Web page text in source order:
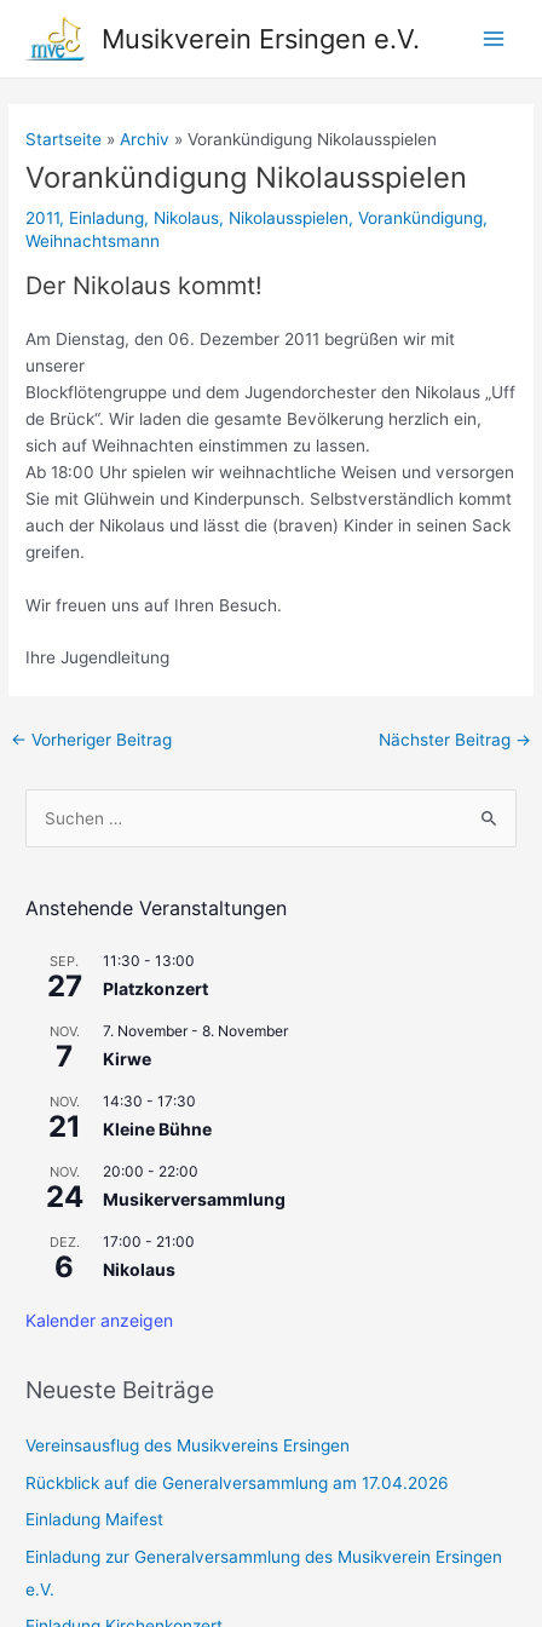
springen
Musikverein Ersingen e.V.
Startseite Archiv Vorankündigung Nikolausspielen
Vorankündigung Nikolausspielen
2011, Einladung, Nikolaus, Nikolausspielen,Vorankündigung,
Weihnachtsmann
Der Nikolaus kommt!
Am Dienstag, den 06. Dezember 2011 begrüßen wir mit
unserer
Blockflötengruppe und dem Jugendorchester den Nikolaus „Uff
de Brück“. Wir laden die gesamte Bevölkerung herzlich ein,
sich auf Weihnachten einstimmen zu lassen.
Ab 18:00 Uhr spielen wir weihnachtliche Weisen und versorgen
Sie mit Glühwein und Kinderpunsch. Selbstverständlich kommt
auch der Nikolaus und lässt die (braven) Kinder in seinen Sack
greifen.
Wir freuen uns auf Ihren Besuch.
Ihre Jugendleitung
Beitragsnavigation
← Vorheriger Beitrag Nächster Beitrag →
h
Anstehende Veranstaltungen
SEP.
27
11:30 -13:00
Platzkonzert
NOV.
7
7. November-8. November
Kirwe
NOV.
21
14:30 -17:30
Kleine Bühne
NOV.
24
20:00 - 22:00
Musikerversammlung
DEZ.
6
17:00 - 21:00
Nikolaus
Kalender anzeigen
Neueste Beiträge
Vereinsausflug des Musikvereins Ersingen
Rückblick auf die Generalversammlung am 17.04.2026
Einladung Maifest
Einladung zur Generalversammlung des Musikverein Ersingen
e.V.